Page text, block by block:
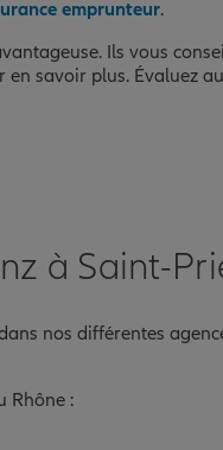
emprunteur.
Ils vous
savoir plus. Évaluez
à Saint-
nos différentes
Rhône :